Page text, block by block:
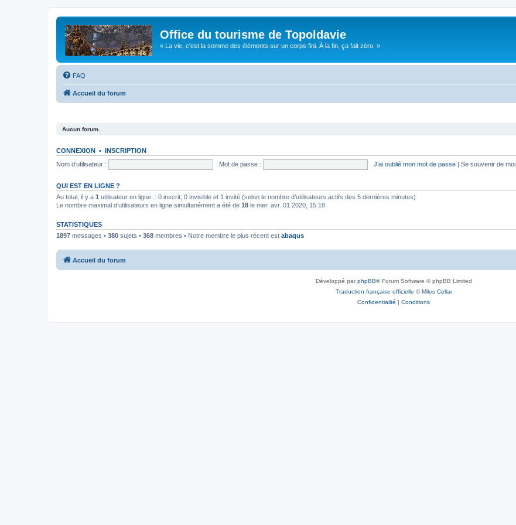
Office du tourisme de Topoldavie
« La vie, c'est la somme des éléments sur un corps fini. À la fin, ça fait zéro. »
FAQ
Accueil du forum
Aucun forum.
CONNEXION • INSCRIPTION
Nom d’utilisateur :
Mot de passe : J’ai oublié mon mot de passe | Se souvenir de moi
QUI EST EN LIGNE ?
Au total, il y a 1 utilisateur en ligne :: 0 inscrit, 0 invisible et 1 invité (selon le nombre d’utilisateurs actifs des 5 dernières minutes)
Le nombre maximal d’utilisateurs en ligne simultanément a été de 18 le mer. avr. 01 2020, 15:18
STATISTIQUES
1897 messages • 380 sujets • 368 membres • Notre membre le plus récent est abaqus
Accueil du forum
Développé parphpBB® Forum Software © phpBB Limited
Traduction française officielle ©Miles Cellar
Confidentialité | Conditions